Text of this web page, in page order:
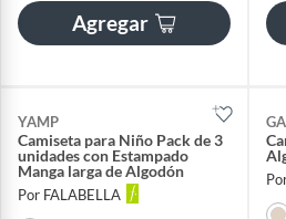
Agregar
YAMP
Camiseta para Niño Pack de 3
unidades con Estampado
Manga larga de Algodón
Por FALABELLA